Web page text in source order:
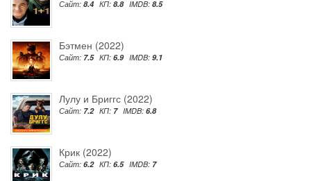
Сайт: 8.4 КП: 8.8 IMDB: 8.5
Бэтмен (2022)
Сайт: 7.5 КП: 6.9 IMDB: 9.1
Лулу и Бриггс (2022)
Сайт: 7.2 КП: 7 IMDB: 6.8
Крик (2022)
Сайт: 6.2 КП: 6.5 IMDB: 7